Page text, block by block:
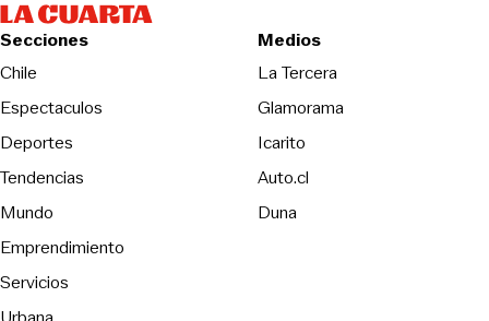
Secciones
Chile
Espectaculos
Deportes
Tendencias
Mundo
Emprendimiento
Servicios
Medios
La TerceraOpens in new
Glamorama
Icarito
Auto.cl
DunaOpens in new window